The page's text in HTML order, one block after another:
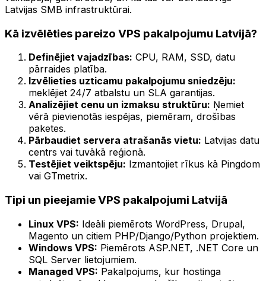
Latvijas SMB infrastruktūrai.
Kā izvēlēties pareizo VPS pakalpojumu Latvijā?
Definējiet vajadzības: CPU, RAM, SSD, datu
pārraides platība.
Izvēlieties uzticamu pakalpojumu sniedzēju:
meklējiet 24/7 atbalstu un SLA garantijas.
Analizējiet cenu un izmaksu struktūru: Ņemiet
vērā pievienotās iespējas, piemēram, drošības
paketes.
Pārbaudiet servera atrašanās vietu: Latvijas datu
centrs vai tuvākā reģionā.
Testējiet veiktspēju: Izmantojiet rīkus kā Pingdom
vai GTmetrix.
Tipi un pieejamie VPS pakalpojumi Latvijā
Linux VPS: Ideāli piemērots WordPress, Drupal,
Magento un citiem PHP/Django/Python projektiem.
Windows VPS: Piemērots ASP.NET, .NET Core un
SQL Server lietojumiem.
Managed VPS: Pakalpojums, kur hostinga